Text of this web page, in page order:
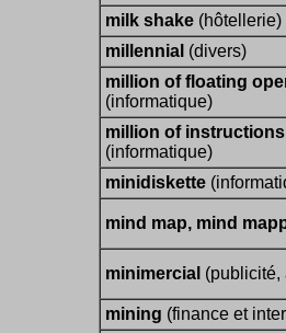
milk shake (hôtellerie)
millennial (divers)
million of floating
(informatique)
million of
(informatique)
minidiskette
mind map, mind
minimercial (publicité,
mining (finance et